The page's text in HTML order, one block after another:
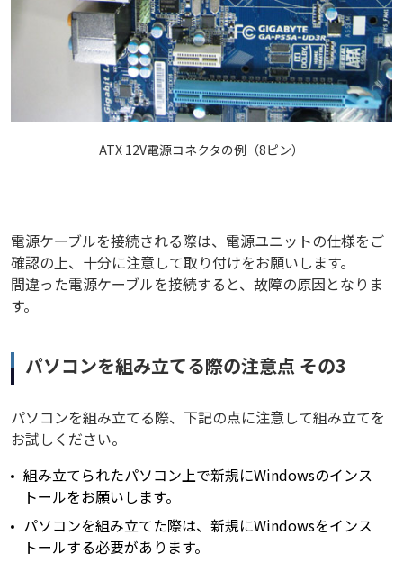
ATX 12V電源コネクタの例（8ピン）
電源ケーブルを接続される際は、電源ユニットの仕様をご
確認の上、十分に注意して取り付けをお願いします。
間違った電源ケーブルを接続すると、故障の原因となりま
す。
パソコンを組み立てる際の注意点 その3
パソコンを組み立てる際、下記の点に注意して組み立てを
お試しください。
組み立てられたパソコン上で新規にWindowsのインス
トールをお願いします。
パソコンを組み立てた際は、新規にWindowsをインス
トールする必要があります。